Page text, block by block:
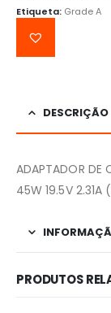
Etiqueta: Grade A
DESCRIÇÃO
ADAPTADOR DE
45W 19.5V
PRODUTOS